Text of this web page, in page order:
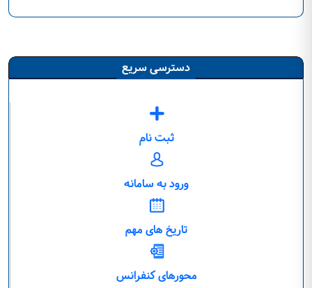
دسترسی سریع
ثبت نام
ورود به سامانه
تاریخ های مهم
محورهای کنفرانس